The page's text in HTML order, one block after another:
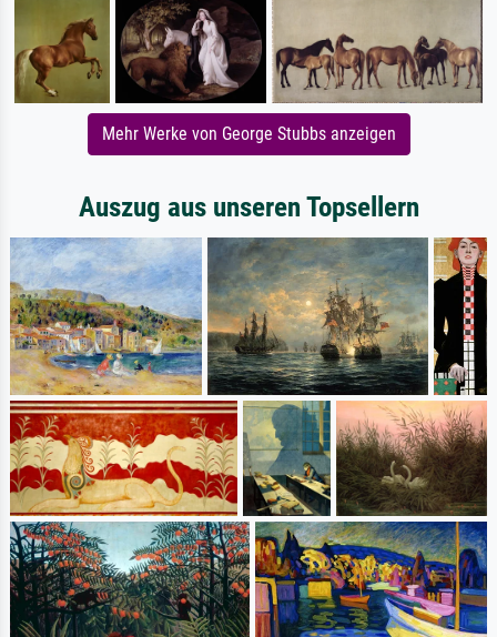
Mehr Werke von George Stubbs anzeigen
Auszug aus unseren Topsellern